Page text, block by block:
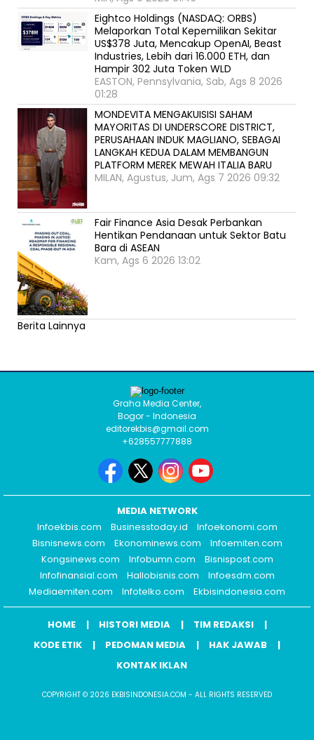
Eightco Holdings (NASDAQ: ORBS)
Melaporkan Total Kepemilikan Sekitar
US$378 Juta, Mencakup OpenAI, Beast
Industries, Lebih dari 16.000 ETH, dan
Hampir 302 Juta Token WLD
EASTON, Pennsylvania, Sab, Ags 8 2026
01:28
MONDEVITA MENGAKUISISI SAHAM
MAYORITAS DI UNDERSCORE DISTRICT,
PERUSAHAAN INDUK MAGLIANO, SEBAGAI
LANGKAH KEDUA DALAM MEMBANGUN
PLATFORM MEREK MEWAH ITALIA BARU
MILAN, Agustus, Jum, Ags 7 2026 09:32
Fair Finance Asia Desak Perbankan
Hentikan Pendanaan untuk Sektor Batu
Bara di ASEAN
Kam, Ags 6 2026 13:02
Berita Lainnya
Graha Media Center,
Bogor - Indonesia
editorekbis@gmail.com
+628557777888
MEDIA NETWORK
Infoekbis.com
Businesstoday.id
Infoekonomi.com
Bisnisnews.com
Ekonominews.com
Infoemiten.com
Kongsinews.com
Infobumn.com
Bisnispost.com
Infofinansial.com
Hallobisnis.com
Infoesdm.com
Mediaemiten.com
Infotelko.com Ekbisindonesia.com
HOME HISTORI MEDIA
TIM REDAKSI
KODE ETIK
PEDOMAN MEDIA
HAK JAWAB
KONTAK IKLAN
COPYRIGHT © 2026 EKBISINDONESIA.COM - ALL RIGHTS RESERVED